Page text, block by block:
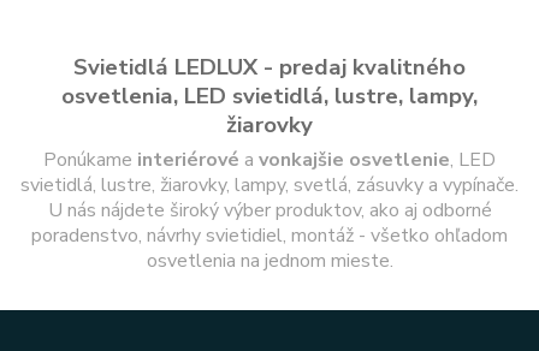
Svietidlá LEDLUX - predaj kvalitného
osvetlenia, LED svietidlá, lustre, lampy,
žiarovky
Ponúkame interiérové a vonkajšie osvetlenie, LED
svietidlá, lustre, žiarovky, lampy, svetlá, zásuvky a vypínače.
U nás nájdete široký výber produktov, ako aj odborné
poradenstvo, návrhy svietidiel, montáž - všetko ohľadom
osvetlenia na jednom mieste.